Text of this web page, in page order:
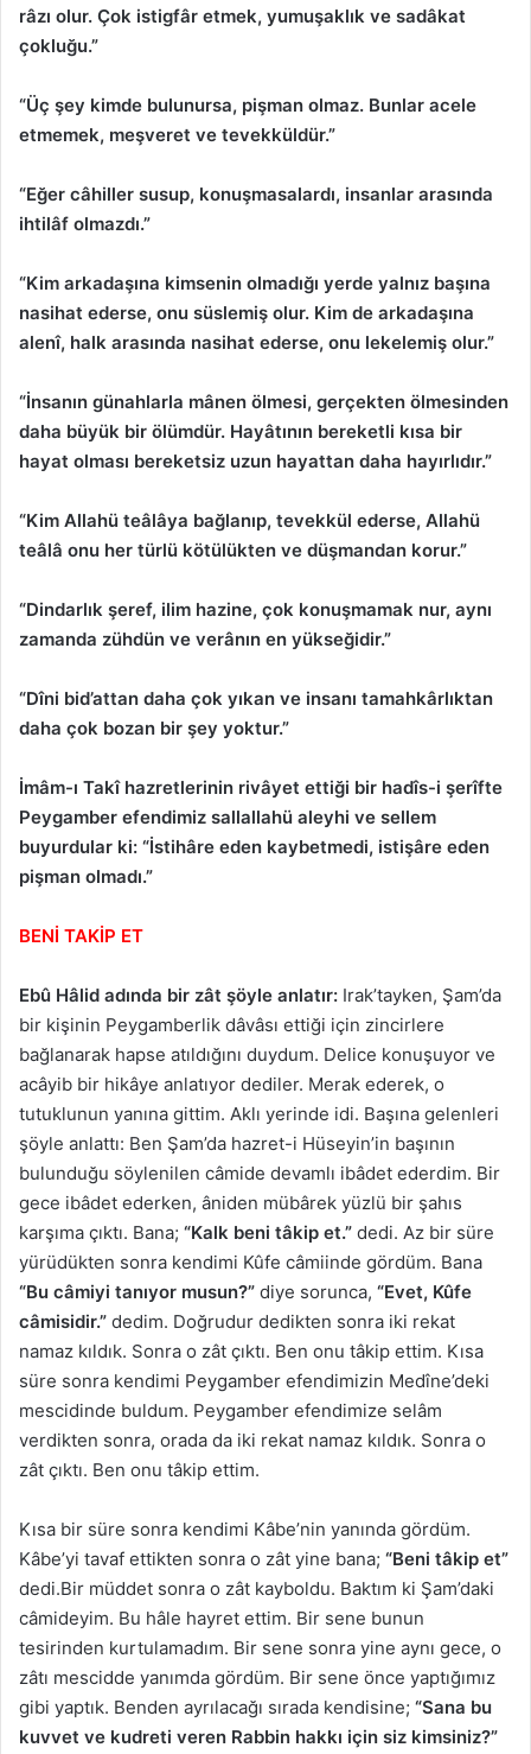
râzı olur. Çok istigfâr etmek, yumuşaklık ve sadâkat
çokluğu.”
“Üç şey kimde bulunursa, pişman olmaz. Bunlar acele
etmemek, meşveret ve tevekküldür.”
“Eğer câhiller susup, konuşmasalardı, insanlar arasında
ihtilâf olmazdı.”
“Kim arkadaşına kimsenin olmadığı yerde yalnız başına
nasihat ederse, onu süslemiş olur. Kim de arkadaşına
alenî, halk arasında nasihat ederse, onu lekelemiş olur.”
“İnsanın günahlarla mânen ölmesi, gerçekten ölmesinden
daha büyük bir ölümdür. Hayâtının bereketli kısa bir
hayat olması bereketsiz uzun hayattan daha hayırlıdır.”
“Kim Allahü teâlâya bağlanıp, tevekkül ederse, Allahü
teâlâ onu her türlü kötülükten ve düşmandan korur.”
“Dindarlık şeref, ilim hazine, çok konuşmamak nur, aynı
zamanda zühdün ve verânın en yükseğidir.”
“Dîni bid’attan daha çok yıkan ve insanı tamahkârlıktan
daha çok bozan bir şey yoktur.”
İmâm-ı Takî hazretlerinin rivâyet ettiği bir hadîs-i şerîfte
Peygamber efendimiz sallallahü aleyhi ve sellem
buyurdular ki: “İstihâre eden kaybetmedi, istişâre eden
pişman olmadı.”
BENİ TAKİP ET
Ebû Hâlid adında bir zât şöyle anlatır: Irak’tayken, Şam’da
bir kişinin Peygamberlik dâvâsı ettiği için zincirlere
bağlanarak hapse atıldığını duydum. Delice konuşuyor ve
acâyib bir hikâye anlatıyor dediler. Merak ederek, o
tutuklunun yanına gittim. Aklı yerinde idi. Başına gelenleri
şöyle anlattı: Ben Şam’da hazret-i Hüseyin’in başının
bulunduğu söylenilen câmide devamlı ibâdet ederdim. Bir
gece ibâdet ederken, âniden mübârek yüzlü bir şahıs
karşıma çıktı. Bana; “Kalk beni tâkip et.” dedi. Az bir süre
yürüdükten sonra kendimi Kûfe câmiinde gördüm. Bana
“Bu câmiyi tanıyor musun?” diye sorunca, “Evet, Kûfe
câmisidir.” dedim. Doğrudur dedikten sonra iki rekat
namaz kıldık. Sonra o zât çıktı. Ben onu tâkip ettim. Kısa
süre sonra kendimi Peygamber efendimizin Medîne’deki
mescidinde buldum. Peygamber efendimize selâm
verdikten sonra, orada da iki rekat namaz kıldık. Sonra o
zât çıktı. Ben onu tâkip ettim.
Kısa bir süre sonra kendimi Kâbe’nin yanında gördüm.
Kâbe’yi tavaf ettikten sonra o zât yine bana; “Beni tâkip et”
dedi.Bir müddet sonra o zât kayboldu. Baktım ki Şam’daki
câmideyim. Bu hâle hayret ettim. Bir sene bunun
tesirinden kurtulamadım. Bir sene sonra yine aynı gece, o
zâtı mescidde yanımda gördüm. Bir sene önce yaptığımız
gibi yaptık. Benden ayrılacağı sırada kendisine; “Sana bu
kuvvet ve kudreti veren Rabbin hakkı için siz kimsiniz?”